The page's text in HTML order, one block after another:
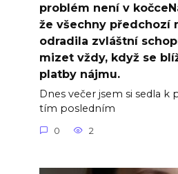
problém není v
že všechny předchozí
odradila zvláštní
mizet vždy, když se
platby nájmu.
Dnes večer jsem si sedla k
tím posledním
0 2